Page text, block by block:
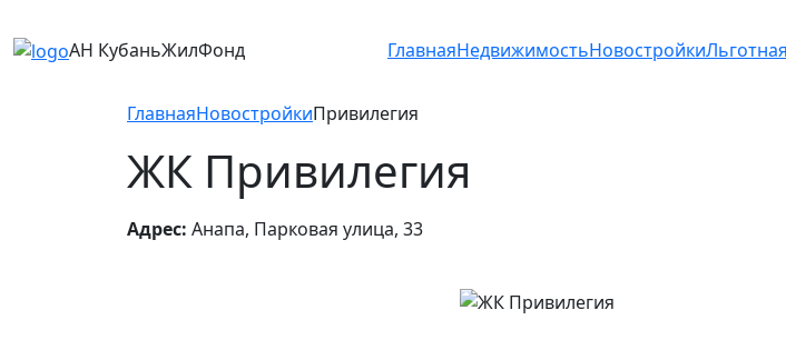
АН КубаньЖилФонд ГлавнаяНедвижимостьНовостройки
ГлавнаяНовостройкиПривилегия
ЖК Привилегия
Адрес: Анапа, Парковая улица, 33